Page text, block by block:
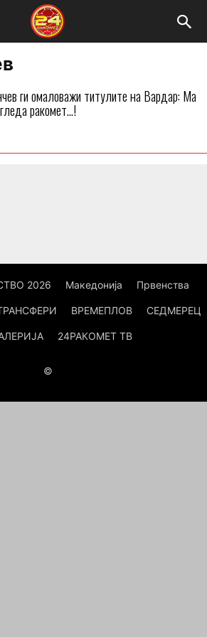
ги омаловажи титулите на Вардар: Ма
ракомет…!
2026 Македонија Првенства
ВРЕМЕПЛОВ СЕДМЕРЕЦ
24РАКОМЕТ ТВ
©